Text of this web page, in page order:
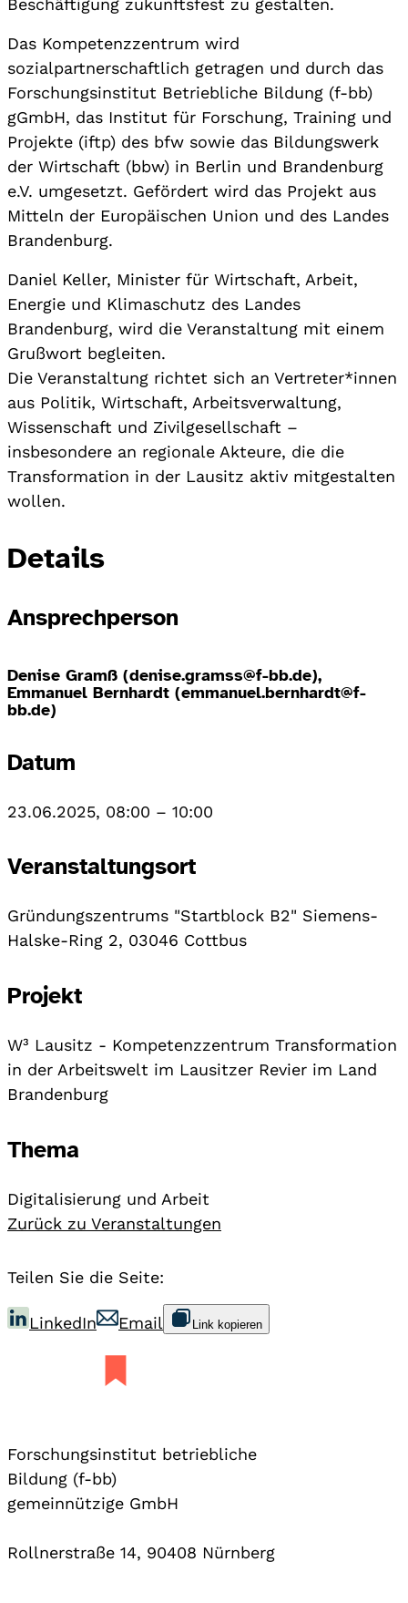
Das Kompetenzzentrum wird
sozialpartnerschaftlich getragen und durch das
Forschungsinstitut Betriebliche Bildung (f-bb)
gGmbH, das Institut für Forschung, Training und
Projekte (iftp) des bfw sowie das Bildungswerk
der Wirtschaft (bbw) in Berlin und Brandenburg
e.V. umgesetzt. Gefördert wird das Projekt aus
Mitteln der Europäischen Union und des Landes
Brandenburg.
Daniel Keller, Minister für Wirtschaft, Arbeit,
Energie und Klimaschutz des Landes
Brandenburg, wird die Veranstaltung mit einem
Grußwort begleiten.
Die Veranstaltung richtet sich an Vertreter*innen
aus Politik, Wirtschaft, Arbeitsverwaltung,
Wissenschaft und Zivilgesellschaft –
insbesondere an regionale Akteure, die die
Transformation in der Lausitz aktiv mitgestalten
wollen.
Details
Ansprechperson
Denise Gramß (denise.gramss@f-bb.de),
Emmanuel Bernhardt (emmanuel.bernhardt@f-
bb.de)
Datum
23.06.2025, 08:00 – 10:00
Veranstaltungsort
Gründungszentrums "Startblock B2" Siemens-
Halske-Ring 2, 03046 Cottbus
Projekt
W³ Lausitz - Kompetenzzentrum Transformation
in der Arbeitswelt im Lausitzer Revier im Land
Brandenburg
Thema
Digitalisierung und Arbeit
Zurück zu Veranstaltungen
Teilen Sie die Seite:
LinkedIn Email Link kopieren
Forschungsinstitut betriebliche
Bildung (f-bb)
gemeinnützige GmbH
Rollnerstraße 14, 90408 Nürnberg